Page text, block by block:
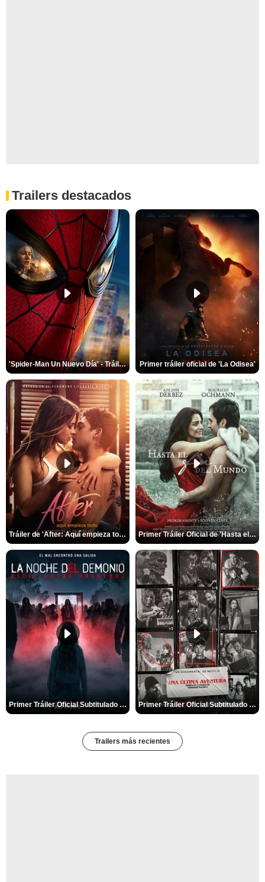
Trailers destacados
'Spider-Man Un Nuevo Día' - Tráiler oficial subtitulado Primer tráiler oficial de 'La Odisea'
Tráiler de 'After: Aquí empieza todo' Primer Tráiler Oficial de 'Hasta el fin del mundo'
Primer Tráiler Oficial Subtitulado de 'La Noche Del Demonio: Están Entre Nosotros' Primer Tráiler Oficial Subtitulado de 'Una última aventura: Detrás de cámaras de Stranger Things 5'
Trailers más recientes